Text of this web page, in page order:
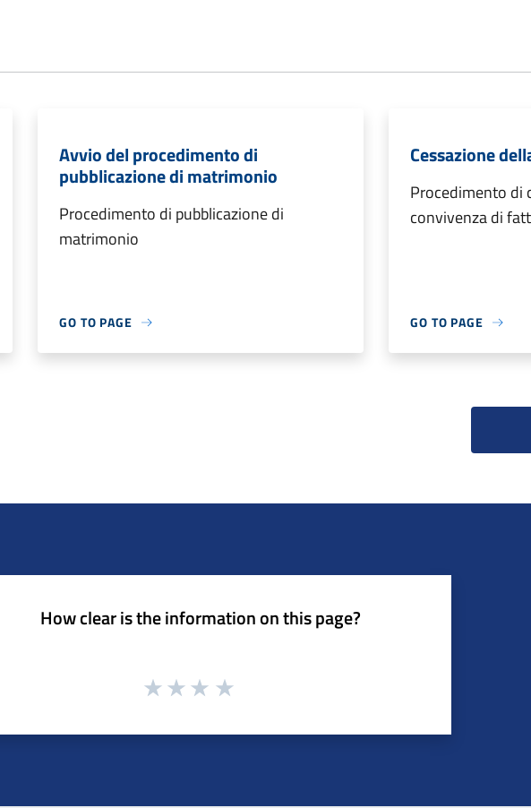
Avvio del procedimento di
pubblicazione di matrimonio
Procedimento di pubblicazione di
matrimonio
GO TO PAGE
Cessazione
Procedimento di
convivenza di
GO TO PAGE
How clear is the information on this page?